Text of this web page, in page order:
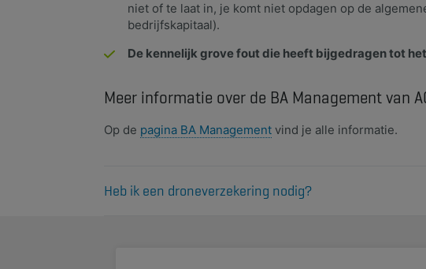
niet of te laat in, je komt niet opdagen op de
bedrijfskapitaal).
De kennelijk grove fout die heeft bijgedragen tot
Meer informatie over de BA Management van
Op de pagina BA Management​ vind je alle informatie.
Heb ik een droneverzekering nodig?